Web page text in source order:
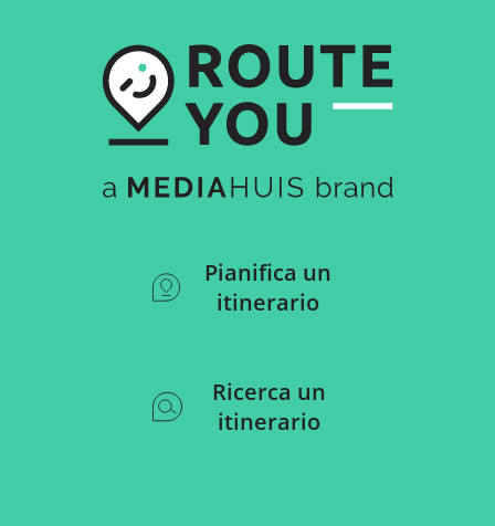
Pianifica un
itinerario
Ricerca un
itinerario